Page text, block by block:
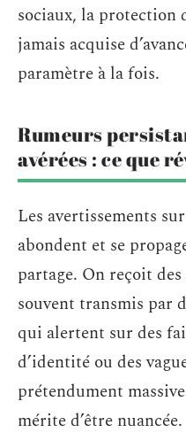
sociaux, la protection
jamais acquise
paramètre à la fois.
Rumeurs
avérées : ce que
Les avertissements
abondent et se
partage. On reçoit des
souvent transmis par
qui alertent sur des
d’identité ou des
prétendument
mérite d’être nuancée.